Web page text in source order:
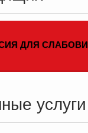
ДЛЯ
услуги